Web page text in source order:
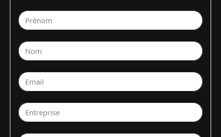
Prénom
Nom
Email
Entreprise